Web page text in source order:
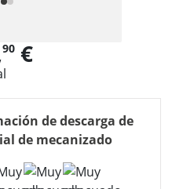
90 €
de descarga de
de mecanizado